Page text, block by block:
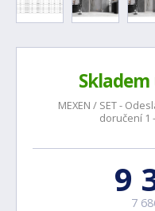
MEXEN / SET -
doručení 1
9
7